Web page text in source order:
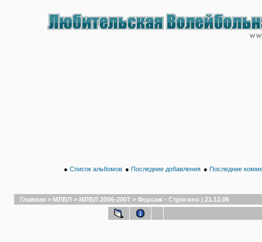
● Список альбомов ● Последние добавления ● Последние
Главная > МЛВЛ > МЛВЛ 2006-2007 > Форсаж - Строгино | 21.12.06